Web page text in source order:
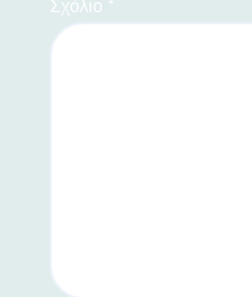
Σχόλιο *